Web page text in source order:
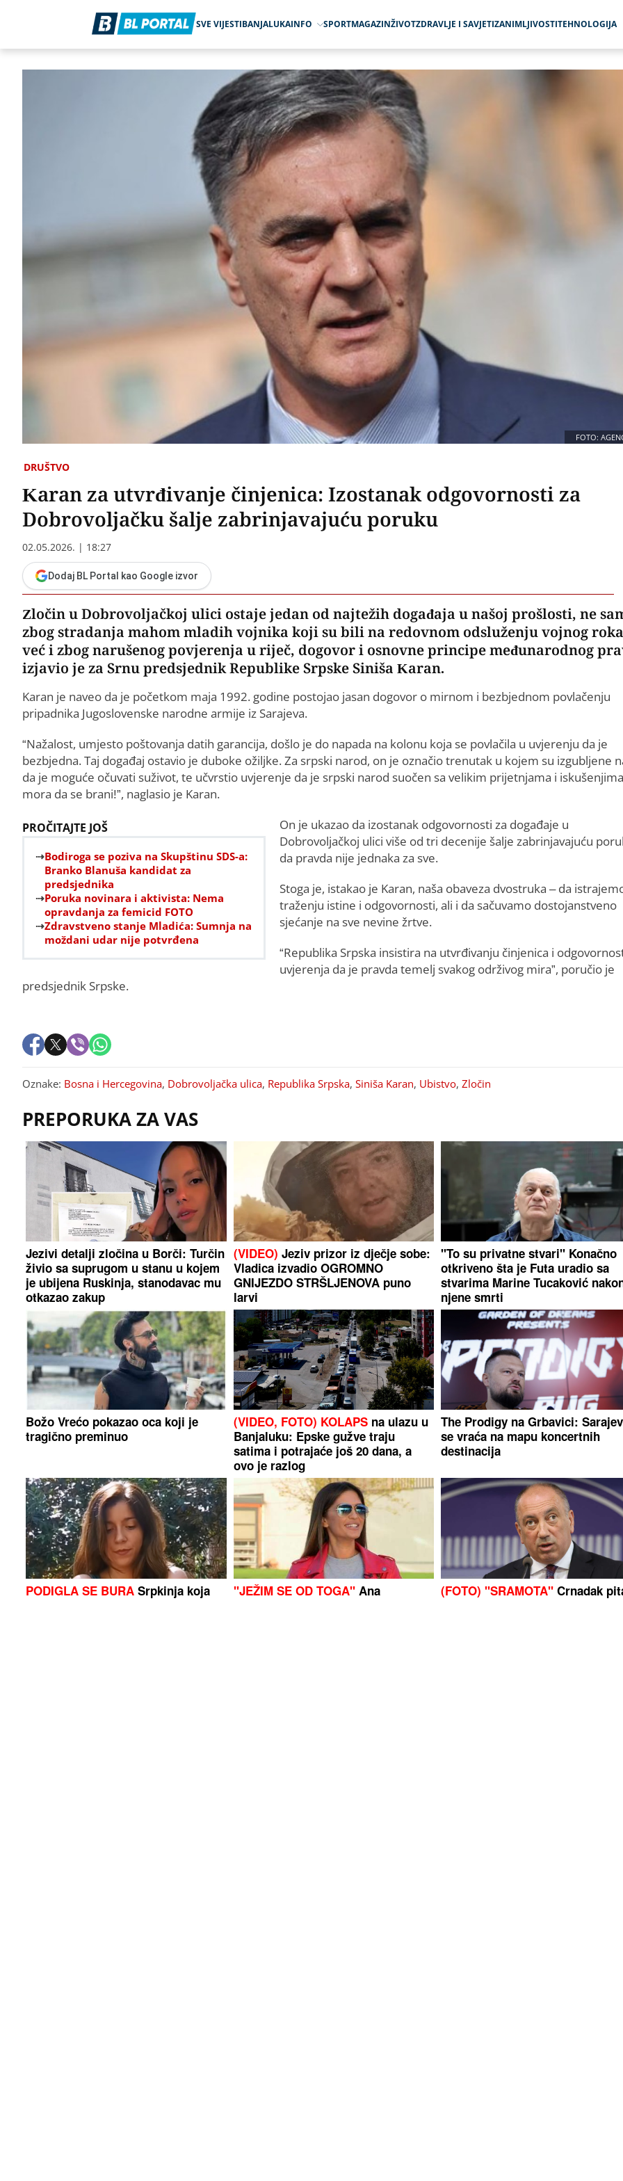
SVE VIJESTIBANJALUKAINFO SPORTMAGAZINŽIVOTZDRAVLJE I SAVJETIZANIMLJIVOSTITEHNOLOGIJA
FOTO:
DRUŠTVO
Karan za utvrđivanje činjenica: Izostanak odgovornosti za
Dobrovoljačku šalje zabrinjavajuću poruku
02.05.2026. | 18:27
Dodaj BL Portal kao Google izvor
Zločin u Dobrovoljačkoj ulici ostaje jedan od najtežih događaja u našoj prošlosti, ne
zbog stradanja mahom mladih vojnika koji su bili na redovnom odsluženju vojnog
već i zbog narušenog povjerenja u riječ, dogovor i osnovne principe međunarodnog
izjavio je za Srnu predsjednik Republike Srpske Siniša Karan.
Karan je naveo da je početkom maja 1992. godine postojao jasan dogovor o mirnom i bezbjednom povlačenju
pripadnika Jugoslovenske narodne armije iz Sarajeva.
“Nažalost, umjesto poštovanja datih garancija, došlo je do napada na kolonu koja se povlačila u uvjerenju da je
bezbjedna. Taj događaj ostavio je duboke ožiljke. Za srpski narod, on je označio trenutak u kojem su izgubljene
da je moguće očuvati suživot, te učvrstio uvjerenje da je srpski narod suočen sa velikim prijetnjama i
mora da se brani!”, naglasio je Karan.
PROČITAJTE JOŠ
Bodiroga se poziva na Skupštinu SDS-a:
Branko Blanuša kandidat za
predsjednika
Poruka novinara i aktivista: Nema
opravdanja za femicid FOTO
Zdravstveno stanje Mladića: Sumnja na
moždani udar nije potvrđena
On je ukazao da izostanak odgovornosti za događaje u
Dobrovoljačkoj ulici više od tri decenije šalje zabrinjavajuću
da pravda nije jednaka za sve.
Stoga je, istakao je Karan, naša obaveza dvostruka – da
traženju istine i odgovornosti, ali i da sačuvamo dostojanstveno
sjećanje na sve nevine žrtve.
“Republika Srpska insistira na utvrđivanju činjenica i
uvjerenja da je pravda temelj svakog održivog mira”, poručio je
predsjednik Srpske.
Oznake: Bosna i Hercegovina, Dobrovoljačka ulica, Republika Srpska, Siniša Karan, Ubistvo, Zločin
PREPORUKA ZA VAS
Jezivi detalji zločina u Borči: Turčin
živio sa suprugom u stanu u kojem
je ubijena Ruskinja, stanodavac mu
otkazao zakup
(VIDEO) Jeziv prizor iz dječje sobe:
Vladica izvadio OGROMNO
GNIJEZDO STRŠLJENOVA puno
larvi
"To su privatne stvari" Konačno
otkriveno šta je Futa uradio sa
stvarima Marine Tucaković
njene smrti
Božo Vrećo pokazao oca koji je
tragično preminuo
(VIDEO, FOTO) KOLAPSna ulazu u
Banjaluku: Epske gužve traju
satima i potrajaće još 20 dana, a
ovo je razlog
The Prodigy na Grbavici:
se vraća na mapu koncertnih
destinacija
PODIGLA SE BURA Srpkinja koja
"JEŽIM SE OD TOGA"Ana
(FOTO) "SRAMOTA" Crnadak